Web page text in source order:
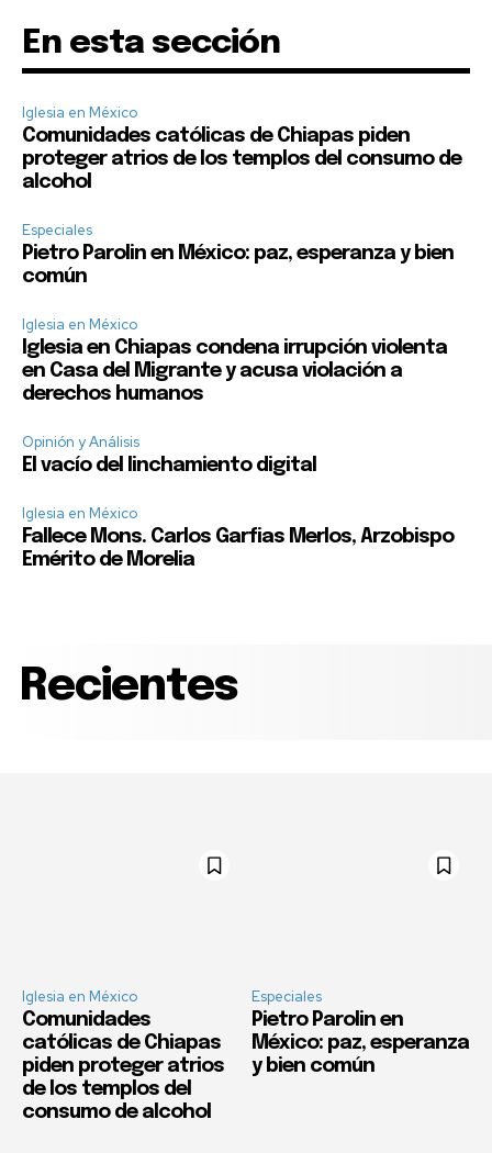
En esta sección
Iglesia en México
Comunidades católicas de Chiapas piden
proteger atrios de los templos del consumo de
alcohol
Especiales
Pietro Parolin en México: paz, esperanza y bien
común
Iglesia en México
Iglesia en Chiapas condena irrupción violenta
en Casa del Migrante y acusa violación a
derechos humanos
Opinión y Análisis
El vacío del linchamiento digital
Iglesia en México
Fallece Mons. Carlos Garfias Merlos, Arzobispo
Emérito de Morelia
Recientes
Iglesia en México
Comunidades
católicas de Chiapas
piden proteger atrios
de los templos del
consumo de alcohol
Especiales
Pietro Parolin en
México: paz, esperanza
y bien común